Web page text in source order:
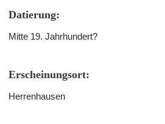
Datierung:
Mitte 19. Jahrhundert?
Erscheinungsort:
Herrenhausen